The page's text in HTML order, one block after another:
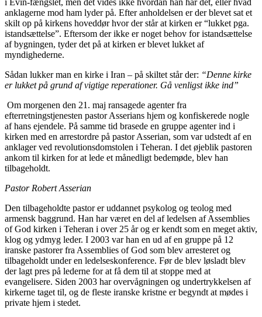
i Evin-fængslet, men det vides ikke hvordan han har det, eller hvad
anklagerne mod ham lyder på. Efter anholdelsen er der blevet sat et
skilt op på kirkens hoveddør hvor der står at kirken er “lukket pga.
istandsættelse”. Eftersom der ikke er noget behov for istandsættelse
af bygningen, tyder det på at kirken er blevet lukket af
myndighederne.
Sådan lukker man en kirke i Iran – på skiltet står der: “Denne kirke
er lukket på grund af vigtige reperationer. Gå venligst ikke ind”
Om morgenen den 21. maj ransagede agenter fra
efterretningstjenesten pastor Asserians hjem og konfiskerede nogle
af hans ejendele. På samme tid brasede en gruppe agenter ind i
kirken med en arrestordre på pastor Asserian, som var udstedt af en
anklager ved revolutionsdomstolen i Teheran. I det øjeblik pastoren
ankom til kirken for at lede et månedligt bedemøde, blev han
tilbageholdt.
Pastor Robert Asserian
Den tilbageholdte pastor er uddannet psykolog og teolog med
armensk baggrund. Han har været en del af ledelsen af Assemblies
of God kirken i Teheran i over 25 år og er kendt som en meget aktiv,
klog og ydmyg leder. I 2003 var han en ud af en gruppe på 12
iranske pastorer fra Assemblies of God som blev arresteret og
tilbageholdt under en ledelseskonference. Før de blev løsladt blev
der lagt pres på lederne for at få dem til at stoppe med at
evangelisere. Siden 2003 har overvågningen og undertrykkelsen af
kirkerne taget til, og de fleste iranske kristne er begyndt at mødes i
private hjem i stedet.